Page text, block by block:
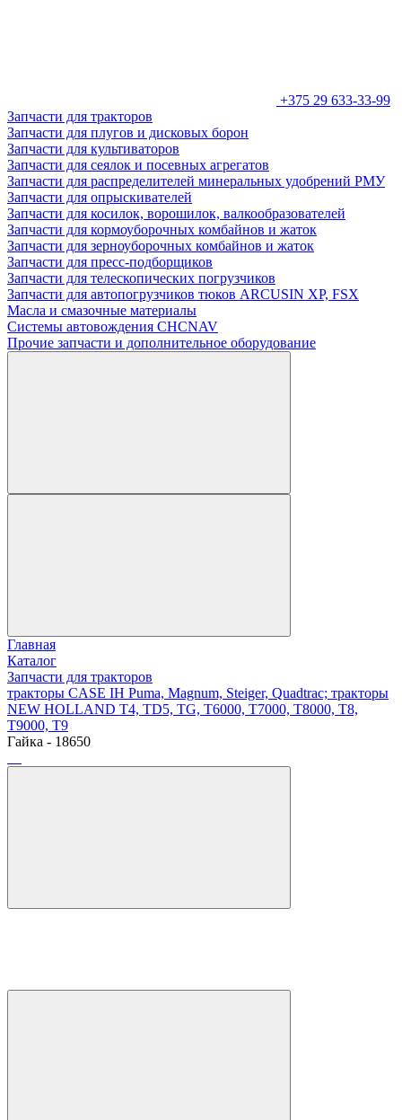
+375 29 633-33-99
Запчасти для тракторов
Запчасти для плугов и дисковых борон
Запчасти для культиваторов
Запчасти для сеялок и посевных агрегатов
Запчасти для распределителей минеральных удобрений РМУ
Запчасти для опрыскивателей
Запчасти для косилок, ворошилок, валкообразователей
Запчасти для кормоуборочных комбайнов и жаток
Запчасти для зерноуборочных комбайнов и жаток
Запчасти для пресс-подборщиков
Запчасти для телескопических погрузчиков
Запчасти для автопогрузчиков тюков ARCUSIN XP, FSX
Масла и смазочные материалы
Системы автовождения CHCNAV
Прочие запчасти и дополнительное оборудование
Главная
Каталог
Запчасти для тракторов
тракторы CASE IH Puma, Magnum, Steiger, Quadtrac; тракторы
NEW HOLLAND T4, TD5, TG, T6000, T7000, T8000, T8,
T9000, T9
Гайка - 18650